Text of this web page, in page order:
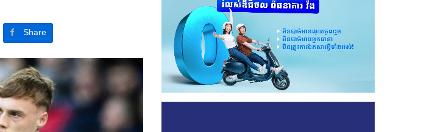
Share